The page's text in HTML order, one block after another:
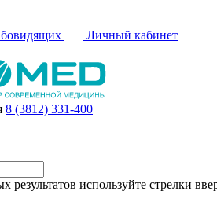
Личный кабинет
8 (3812) 331-400
результатов используйте стрелки